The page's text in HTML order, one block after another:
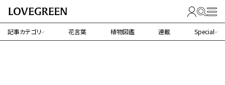
記事カテゴリ 花言葉 植物図鑑 連載 Special